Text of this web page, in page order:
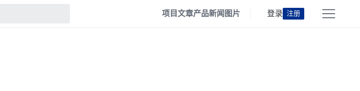
项目文章产品新闻 图片 登录 注册